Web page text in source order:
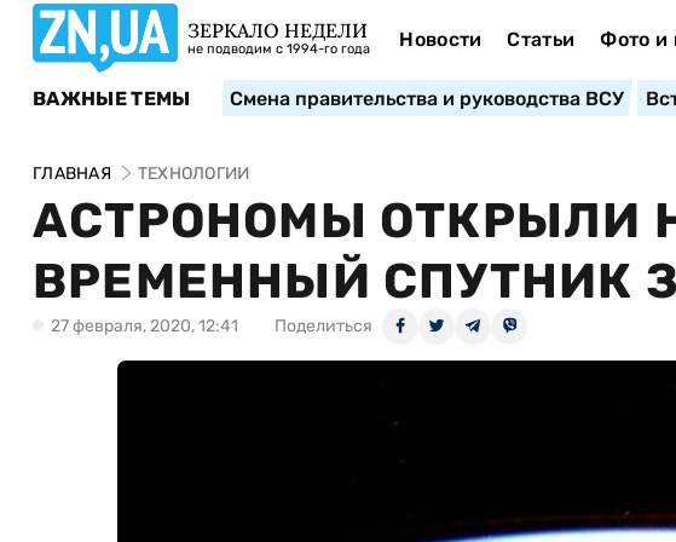
ЗЕРКАЛО НЕДЕЛИ
не подводим с 1994-го года Новости Статьи Фото и
ВАЖНЫЕ ТЕМЫ Смена правительства и руководства ВСУ
ГЛАВНАЯ ТЕХНОЛОГИИ
АСТРОНОМЫ ОТКРЫЛИ
ВРЕМЕННЫЙ СПУТНИК
27 февраля, 2020, 12:41 Поделиться